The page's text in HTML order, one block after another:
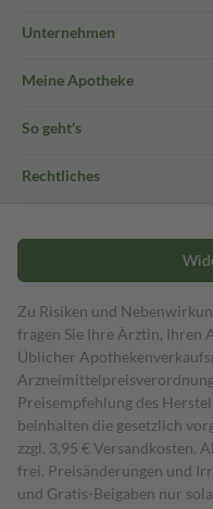
Unternehmen
Meine Apotheke
So geht's
Rechtliches
Zu Risiken und
fragen Sie Ihre Ärztin, Ihren
Üblicher
Preisempfehlung des
beinhalten die gesetzlich
zzgl. 3,95 € Versandkosten.
frei. Preisänderungen und
und Gratis-Beigaben nur